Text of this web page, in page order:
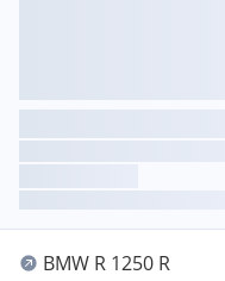
BMW R 1250 R